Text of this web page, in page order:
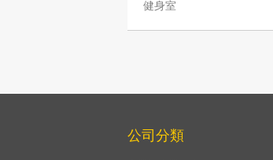
健身室
公司分類